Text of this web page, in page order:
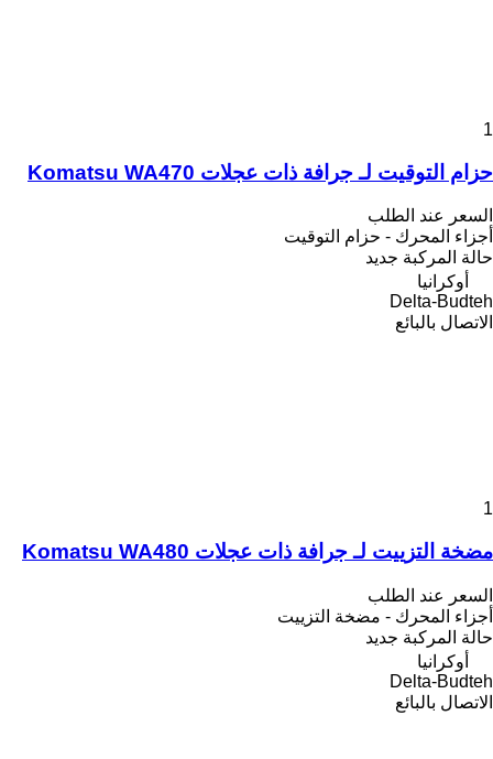
1
حزام التوقيت لـ جرافة ذات عجلات Komatsu WA470
السعر عند الطلب
أجزاء المحرك - حزام التوقيت
حالة المركبة جديد
أوكرانيا
Delta-Budteh
الاتصال بالبائع
1
مضخة التزييت لـ جرافة ذات عجلات Komatsu WA480
السعر عند الطلب
أجزاء المحرك - مضخة التزييت
حالة المركبة جديد
أوكرانيا
Delta-Budteh
الاتصال بالبائع